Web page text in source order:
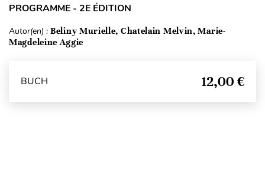
PROGRAMME - 2E ÉDITION
Autor(en) : Beliny Murielle, Chatelain Melvin, Marie-
Magdeleine Aggie
BUCH 12,00 €